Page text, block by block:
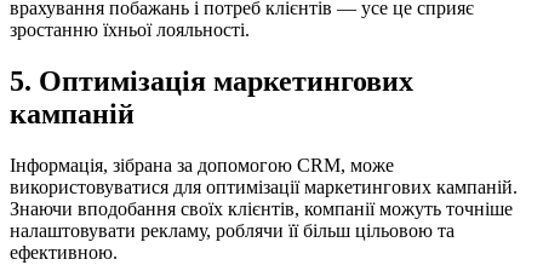
врахування побажань і потреб клієнтів — усе це сприяє
зростанню їхньої лояльності.
5. Оптимізація маркетингових
кампаній
Інформація, зібрана за допомогою CRM, може
використовуватися для оптимізації маркетингових кампаній.
Знаючи вподобання своїх клієнтів, компанії можуть точніше
налаштовувати рекламу, роблячи її більш цільовою та
ефективною.